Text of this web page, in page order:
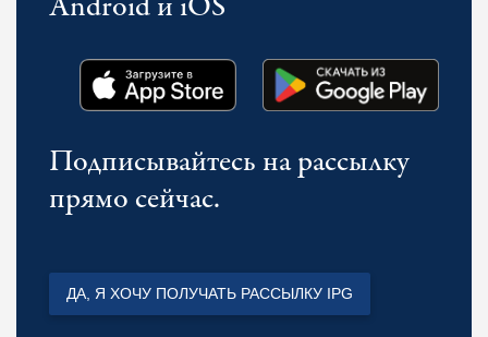
Подписывайтесь на рассылку
прямо сейчас.
ДА, Я ХОЧУ ПОЛУЧАТЬ РАССЫЛКУ IPG